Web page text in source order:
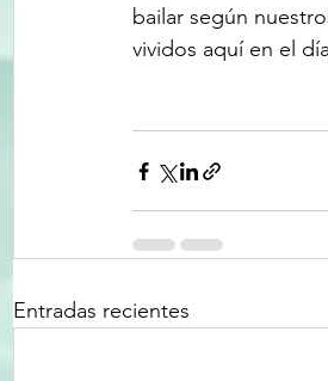
bailar según
vividos aquí en el
Entradas recientes